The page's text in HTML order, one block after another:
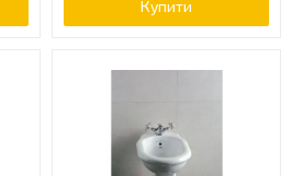
Купити